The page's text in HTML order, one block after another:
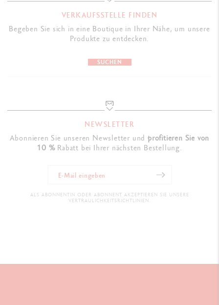
VERKAUFSSTELLE FINDEN
Begeben Sie sich in eine Boutique in Ihrer Nähe, um unsere
Produkte zu entdecken.
SUCHEN
NEWSLETTER
Abonnieren Sie unseren Newsletter undprofitieren Sie von
10 %Rabatt bei Ihrer nächsten Bestellung.
ALS ABONNENTIN ODER ABONNENT AKZEPTIEREN SIE UNSERE
VERTRAULICHKEITSRICHTLINIEN.